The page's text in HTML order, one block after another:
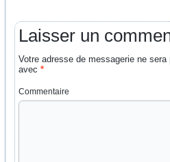
Laisser un
Votre adresse de messagerie ne sera
avec *
Commentaire